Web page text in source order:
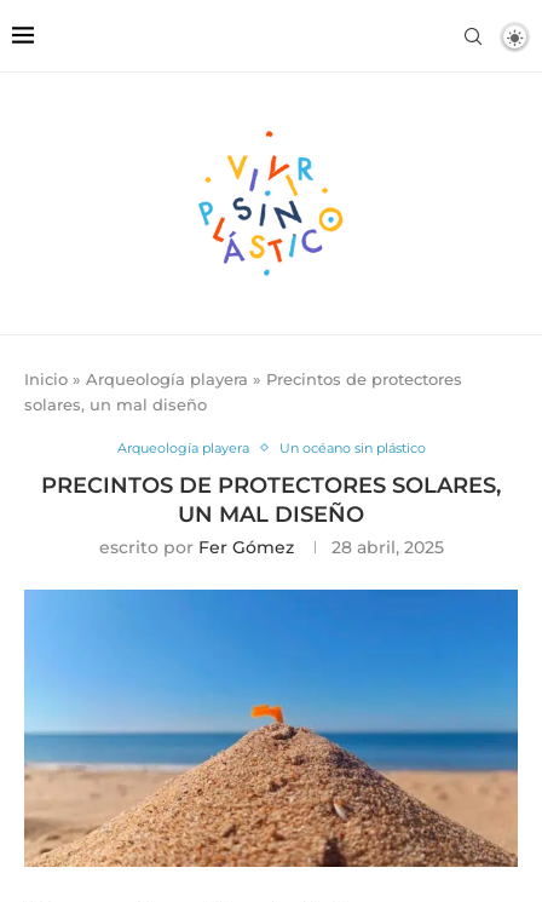
Inicio » Arqueología playera » Precintos de protectores
solares, un mal diseño
Arqueología playera Un océano sin plástico
PRECINTOS DE PROTECTORES SOLARES,
UN MAL DISEÑO
escrito por Fer Gómez 28 abril, 2025